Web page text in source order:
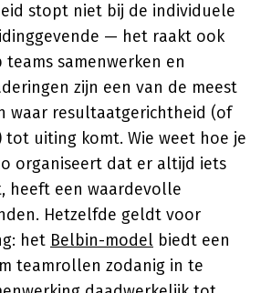
stopt niet bij de individuele
— het raakt ook
samenwerken en
zijn een van de meest
waar resultaatgerichtheid (of
tot uiting komt. Wie weet hoe je
organiseert dat er altijd iets
heeft een waardevolle
Hetzelfde geldt voor
het Belbin-model biedt een
teamrollen zodanig in te